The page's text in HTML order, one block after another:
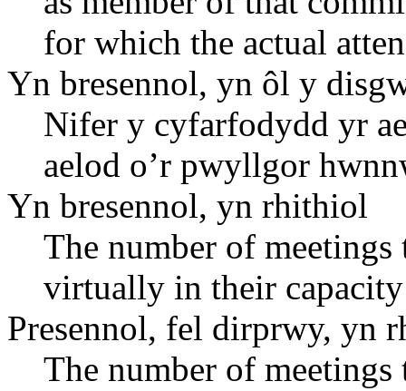
for which the actual
Yn bresennol, yn ôl y
Nifer y cyfarfodydd yr
aelod o’r pwyllgor
Yn bresennol, yn rhithiol
The number of
virtually in their
Presennol, fel dirprwy, yn
The number of